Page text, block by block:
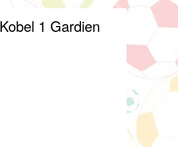
1 Gardien